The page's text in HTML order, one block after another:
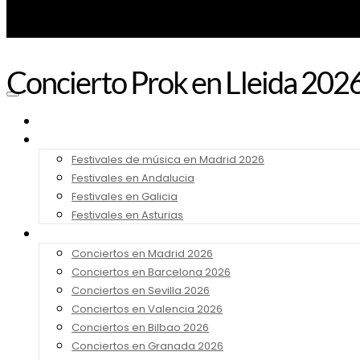
Festivales de música en Madrid 2026
Festivales en Andalucia
Festivales en Galicia
Festivales en Asturias
Conciertos en Madrid 2026
Conciertos en Barcelona 2026
Conciertos en Sevilla 2026
Conciertos en Valencia 2026
Conciertos en Bilbao 2026
Conciertos en Granada 2026
Concierto Prok en Lleida